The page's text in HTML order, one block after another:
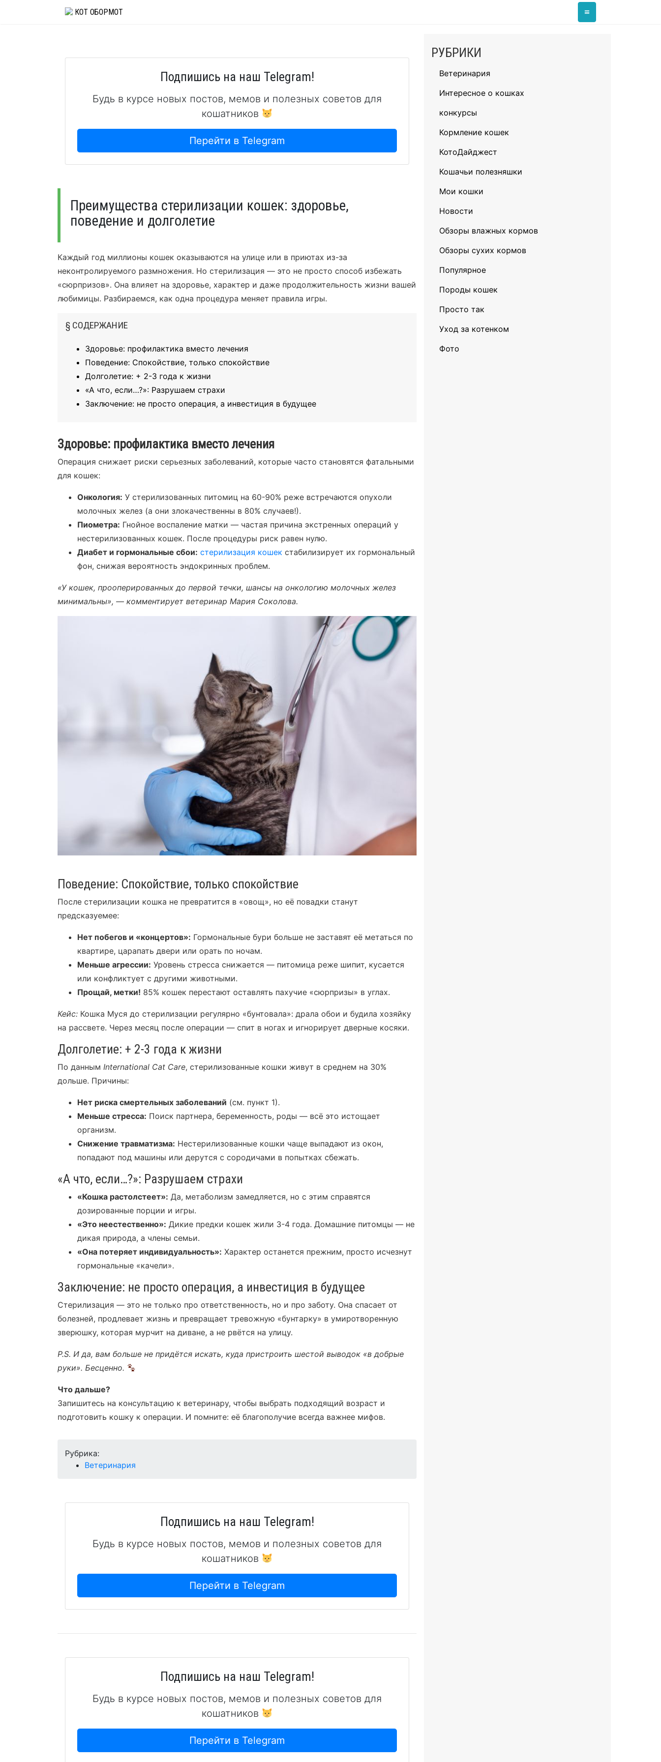
КОТ ОБОРМОТ ≡
Подпишись на наш Telegram!
Будь в курсе новых постов, мемов и полезных советов для
кошатников
Перейти в Telegram
Преимущества стерилизации кошек: здоровье,
поведение и долголетие
Каждый год миллионы кошек оказываются на улице или в приютах из-за
неконтролируемого размножения. Но стерилизация — это не просто способ избежать
«сюрпризов». Она влияет на здоровье, характер и даже продолжительность жизни вашей
любимицы. Разбираемся, как одна процедура меняет правила игры.
§ СОДЕРЖАНИЕ
Здоровье: профилактика вместо лечения
Поведение: Спокойствие, только спокойствие
Долголетие: + 2-3 года к жизни
«А что, если…?»: Разрушаем страхи
Заключение: не просто операция, а инвестиция в будущее
Здоровье: профилактика вместо лечения
Операция снижает риски серьезных заболеваний, которые часто становятся фатальными
для кошек:
Онкология: У стерилизованных питомиц на 60-90% реже встречаются опухоли
молочных желез (а они злокачественны в 80% случаев!).
Пиометра: Гнойное воспаление матки — частая причина экстренных операций у
нестерилизованных кошек. После процедуры риск равен нулю.
Диабет и гормональные сбои: стерилизация кошек стабилизирует их гормональный
фон, снижая вероятность эндокринных проблем.
«У кошек, прооперированных до первой течки, шансы на онкологию молочных желез
минимальны», — комментирует ветеринар Мария Соколова.
Поведение: Спокойствие, только спокойствие
После стерилизации кошка не превратится в «овощ», но её повадки станут
предсказуемее:
Нет побегов и «концертов»: Гормональные бури больше не заставят её метаться по
квартире, царапать двери или орать по ночам.
Меньше агрессии: Уровень стресса снижается — питомица реже шипит, кусается
или конфликтует с другими животными.
Прощай, метки! 85% кошек перестают оставлять пахучие «сюрпризы» в углах.
Кейс: Кошка Муся до стерилизации регулярно «бунтовала»: драла обои и будила хозяйку
на рассвете. Через месяц после операции — спит в ногах и игнорирует дверные косяки.
Долголетие: + 2-3 года к жизни
По данным International Cat Care, стерилизованные кошки живут в среднем на 30%
дольше. Причины:
Нет риска смертельных заболеваний (см. пункт 1).
Меньше стресса: Поиск партнера, беременность, роды — всё это истощает
организм.
Снижение травматизма: Нестерилизованные кошки чаще выпадают из окон,
попадают под машины или дерутся с сородичами в попытках сбежать.
«А что, если…?»: Разрушаем страхи
«Кошка растолстеет»: Да, метаболизм замедляется, но с этим справятся
дозированные порции и игры.
«Это неестественно»: Дикие предки кошек жили 3-4 года. Домашние питомцы — не
дикая природа, а члены семьи.
«Она потеряет индивидуальность»: Характер останется прежним, просто исчезнут
гормональные «качели».
Заключение: не просто операция, а инвестиция в будущее
Стерилизация — это не только про ответственность, но и про заботу. Она спасает от
болезней, продлевает жизнь и превращает тревожную «бунтарку» в умиротворенную
зверюшку, которая мурчит на диване, а не рвётся на улицу.
P.S. И да, вам больше не придётся искать, куда пристроить шестой выводок «в добрые
руки». Бесценно.
Что дальше?
Запишитесь на консультацию к ветеринару, чтобы выбрать подходящий возраст и
подготовить кошку к операции. И помните: её благополучие всегда важнее мифов.
Рубрика:
Ветеринария
Подпишись на наш Telegram!
Будь в курсе новых постов, мемов и полезных советов для
кошатников
Перейти в Telegram
Подпишись на наш Telegram!
Будь в курсе новых постов, мемов и полезных советов для
кошатников
Перейти в Telegram
РУБРИКИ
Ветеринария
Интересное о кошках
конкурсы
Кормление кошек
КотоДайджест
Кошачьи полезняшки
Мои кошки
Новости
Обзоры влажных кормов
Обзоры сухих кормов
Популярное
Породы кошек
Просто так
Уход за котенком
Фото